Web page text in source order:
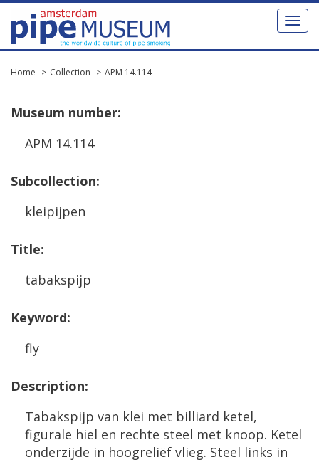
Toggle
Home Collection APM 14.114
Museum number:
APM 14.114
Subcollection:
kleipijpen
Title:
tabakspijp
Keyword:
fly
Description:
Tabakspijp van klei met billiard ketel,
figurale hiel en rechte steel met knoop. Ketel
onderzijde in hoogreliëf vlieg. Steel links in